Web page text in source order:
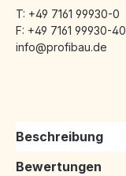
T: +49 7161 99930-0
F: +49 7161 99930-40
info@profibau.de
Beschreibung
Bewertungen